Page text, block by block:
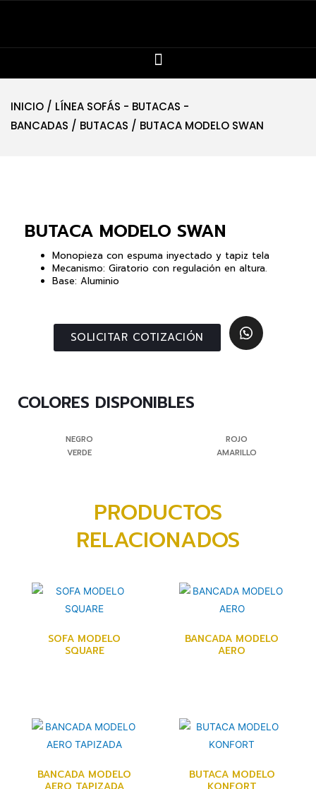
INICIO / LÍNEA SOFÁS - BUTACAS -
BANCADAS / BUTACAS / BUTACA MODELO SWAN
BUTACA MODELO SWAN
Monopieza con espuma inyectado y tapiz tela
Mecanismo: Giratorio con regulación en altura.
Base: Aluminio
SOLICITAR COTIZACIÓN
COLORES DISPONIBLES
NEGRO
ROJO
VERDE
AMARILLO
PRODUCTOS
RELACIONADOS
SOFA MODELO
SQUARE
BANCADA MODELO
AERO
BANCADA MODELO
BUTACA MODELO